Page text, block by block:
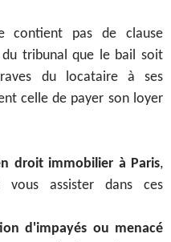
contient pas de clause
tribunal que le bail soit
du locataire à ses
celle de payer son loyer
droit immobilier à Paris,
vous assister dans ces
d'impayés ou menacé